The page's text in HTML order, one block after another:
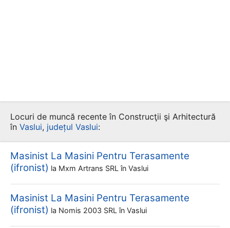
Locuri de muncă recente în Construcţii şi Arhitectură
în Vaslui, județul Vaslui:
Masinist La Masini Pentru Terasamente
(ifronist) la Mxm Artrans SRL în Vaslui
Masinist La Masini Pentru Terasamente
(ifronist) la Nomis 2003 SRL în Vaslui